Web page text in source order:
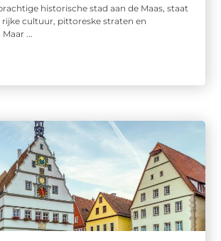
historische stad aan de Maas, staat
rijke cultuur, pittoreske straten en
...